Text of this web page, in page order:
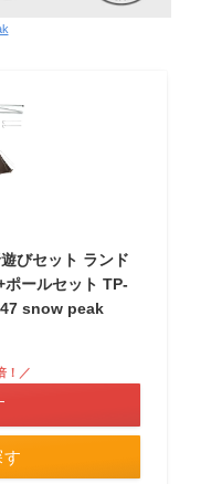
びセット ランド
ポールセット TP-
snow peak
！／